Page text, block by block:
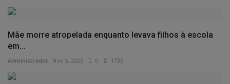
Mãe morre atropelada enquanto levava filhos à escola
em...
Administrador Nov 5, 2025 0 1736